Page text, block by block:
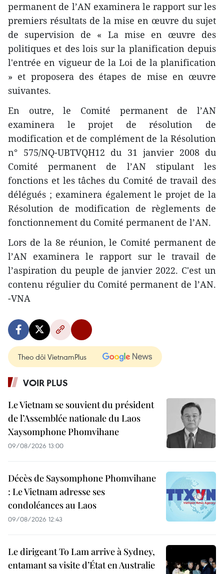
permanent de l’AN examinera le rapport sur les
premiers résultats de la mise en œuvre du sujet
de supervision de « La mise en œuvre des
politiques et des lois sur la planification depuis
l'entrée en vigueur de la Loi de la planification
» et proposera des étapes de mise en œuvre
suivantes.
En outre, le Comité permanent de l’AN
examinera le projet de résolution de
modification et de complément de la Résolution
n° 575/NQ-UBTVQH12 du 31 janvier 2008 du
Comité permanent de l’AN stipulant les
fonctions et les tâches du Comité de travail des
délégués ; examinera également le projet de la
Résolution de modification de règlements de
fonctionnement du Comité permanent de l’AN.
Lors de la 8e réunion, le Comité permanent de
l’AN examinera le rapport sur le travail de
l’aspiration du peuple de janvier 2022. C'est un
contenu régulier du Comité permanent de l’AN.
-VNA
Theo dõi VietnamPlus
VOIR PLUS
Le Vietnam se souvient du président
de l’Assemblée nationale du Laos
Xaysomphone Phomvihane
09/08/2026 13:00
Décès de Saysomphone Phomvihane
: Le Vietnam adresse ses
condoléances au Laos
09/08/2026 12:43
Le dirigeant To Lam arrive à Sydney,
entamant sa visite d’État en Australie